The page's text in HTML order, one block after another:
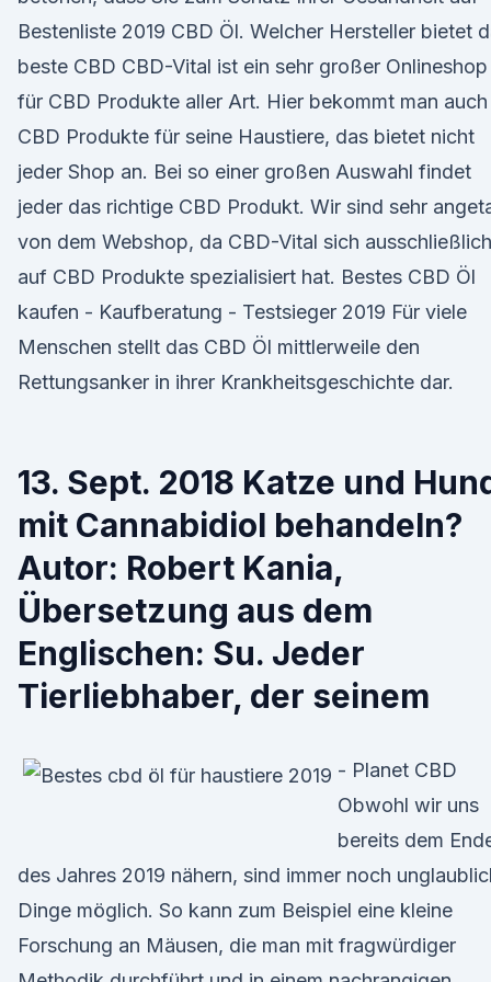
Bestenliste 2019 CBD Öl. Welcher Hersteller bietet
beste CBD CBD-Vital ist ein sehr großer Onlineshop
für CBD Produkte aller Art. Hier bekommt man auch
CBD Produkte für seine Haustiere, das bietet nicht
jeder Shop an. Bei so einer großen Auswahl findet
jeder das richtige CBD Produkt. Wir sind sehr
von dem Webshop, da CBD-Vital sich ausschließlich
auf CBD Produkte spezialisiert hat. Bestes CBD Öl
kaufen - Kaufberatung - Testsieger 2019 Für viele
Menschen stellt das CBD Öl mittlerweile den
Rettungsanker in ihrer Krankheitsgeschichte dar.
13. Sept. 2018 Katze und
mit Cannabidiol behandeln?
Autor: Robert Kania,
Übersetzung aus dem
Englischen: Su. Jeder
Tierliebhaber, der seinem
- Planet CBD
Obwohl wir uns
bereits dem
des Jahres 2019 nähern, sind immer noch
Dinge möglich. So kann zum Beispiel eine kleine
Forschung an Mäusen, die man mit fragwürdiger